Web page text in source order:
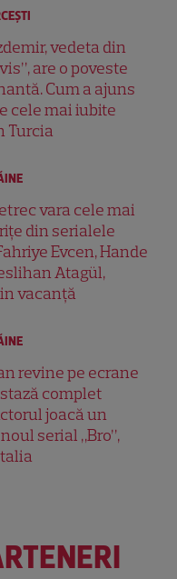
vedeta din
are o poveste
Cum a ajuns
cele mai iubite
Turcia
vara cele mai
din serialele
Evcen, Hande
Atagül,
vacanță
revine pe ecrane
complet
joacă un
serial „Bro”,